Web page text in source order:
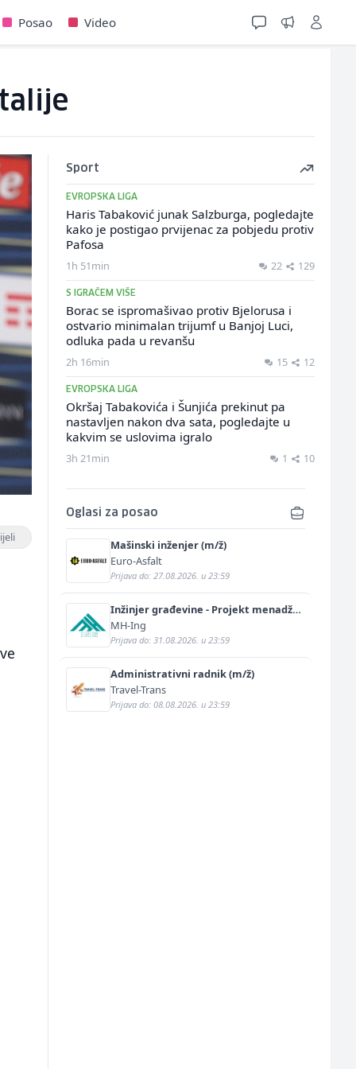
Posao Video
Sport
EVROPSKA LIGA
Haris Tabaković junak Salzburga, pogledajte
kako je postigao prvijenac za pobjedu protiv
Pafosa
1h 51min 22 129
S IGRAČEM VIŠE
Borac se ispromašivao protiv Bjelorusa i
ostvario minimalan trijumf u Banjoj Luci,
odluka pada u revanšu
2h 16min 15 12
EVROPSKA LIGA
Okršaj Tabakovića i Šunjića prekinut pa
nastavljen nakon dva sata, pogledajte u
kakvim se uslovima igralo
3h 21min 1 10
Oglasi za posao
Mašinski inženjer (m/ž)
Euro-Asfalt
Prijava do: 27.08.2026. u 23:59
Inžinjer građevine - Projekt menadžer
(m/ž)
MH-Ing
Prijava do: 31.08.2026. u 23:59
Administrativni radnik (m/ž)
Travel-Trans
Prijava do: 08.08.2026. u 23:59